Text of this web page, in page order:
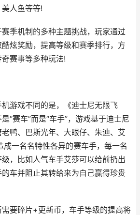
人鱼等等!
机制的多种主题挑战，玩家通过
炫奖励，提高等级和赛季排行，方
赛事等多种玩法!
戏不同的是，《迪士尼无限飞
“赛车”而是“车手”，游戏基于迪士尼
鸭、巴斯光年、大眼仔、朱迪、艾
成一名名特性各异的赛车手，每一名
，比如人气车手艾莎可以给前扔出
车并阻止其转给来为自己赢得珍贵
碎片+更新币，车手等级的提高将